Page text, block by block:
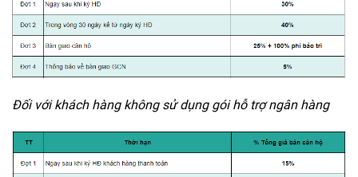
Đối với khách hàng không sử dụng gói hỗ trợ ngân hàng